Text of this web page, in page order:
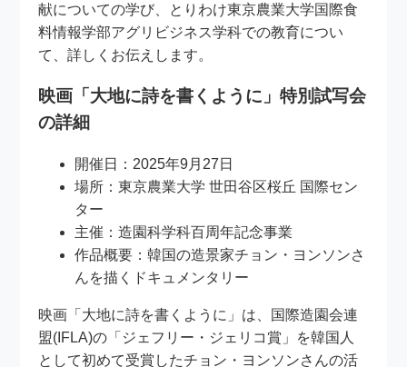
献についての学び、とりわけ東京農業大学国際食
料情報学部アグリビジネス学科での教育につい
て、詳しくお伝えします。
映画「大地に詩を書くように」特別試写会
の詳細
開催日：2025年9月27日
場所：東京農業大学 世田谷区桜丘 国際セン
ター
主催：造園科学科百周年記念事業
作品概要：韓国の造景家チョン・ヨンソンさ
んを描くドキュメンタリー
映画「大地に詩を書くように」は、国際造園会連
盟(IFLA)の「ジェフリー・ジェリコ賞」を韓国人
として初めて受賞したチョン・ヨンソンさんの活